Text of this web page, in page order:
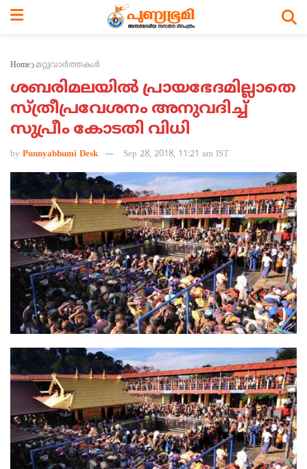
Home മറ്റുവാര്‍ത്തകള്‍
ശബരിമലയില്‍ പ്രായഭേദമില്ലാതെ
സ്ത്രീപ്രവേശനം അനുവദിച്ച്
സുപ്രീം കോടതി വിധി
by Punnyabhumi Desk Sep 28, 2018, 11:21 am IST